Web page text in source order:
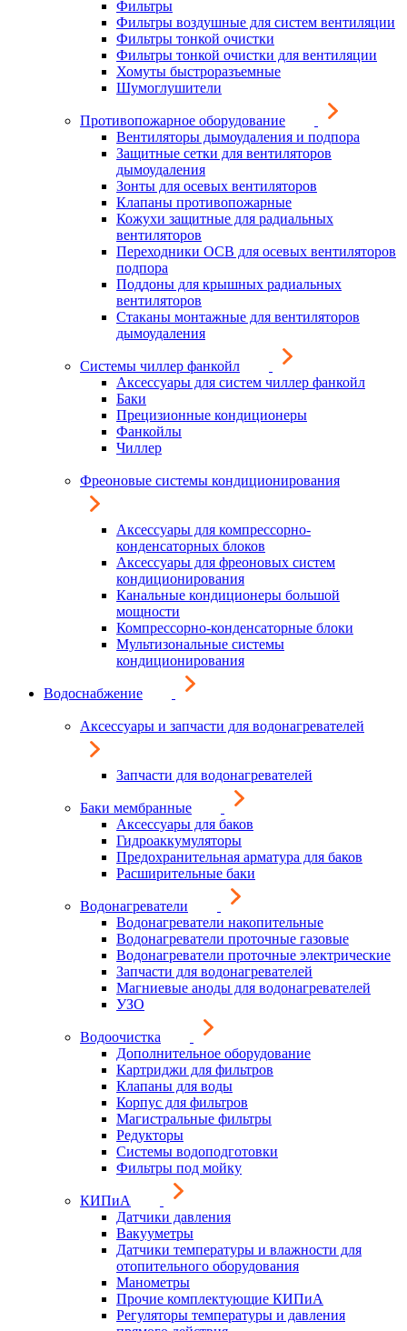
Фильтры
Фильтры воздушные для систем вентиляции
Фильтры тонкой очистки
Фильтры тонкой очистки для вентиляции
Хомуты быстроразъемные
Шумоглушители
Противопожарное оборудование
Вентиляторы дымоудаления и подпора
Защитные сетки для вентиляторов
дымоудаления
Зонты для осевых вентиляторов
Клапаны противопожарные
Кожухи защитные для радиальных
вентиляторов
Переходники ОСВ для осевых вентиляторов
подпора
Поддоны для крышных радиальных
вентиляторов
Стаканы монтажные для вентиляторов
дымоудаления
Системы чиллер фанкойл
Аксессуары для систем чиллер фанкойл
Баки
Прецизионные кондиционеры
Фанкойлы
Чиллер
Фреоновые системы кондиционирования
Аксессуары для компрессорно-
конденсаторных блоков
Аксессуары для фреоновых систем
кондиционирования
Канальные кондиционеры большой
мощности
Компрессорно-конденсаторные блоки
Мультизональные системы
кондиционирования
Водоснабжение
Аксессуары и запчасти для водонагревателей
Запчасти для водонагревателей
Баки мембранные
Аксессуары для баков
Гидроаккумуляторы
Предохранительная арматура для баков
Расширительные баки
Водонагреватели
Водонагреватели накопительные
Водонагреватели проточные газовые
Водонагреватели проточные электрические
Запчасти для водонагревателей
Магниевые аноды для водонагревателей
УЗО
Водоочистка
Дополнительное оборудование
Картриджи для фильтров
Клапаны для воды
Корпус для фильтров
Магистральные фильтры
Редукторы
Системы водоподготовки
Фильтры под мойку
КИПиА
Датчики давления
Вакууметры
Датчики температуры и влажности для
отопительного оборудования
Манометры
Прочие комплектующие КИПиА
Регуляторы температуры и давления